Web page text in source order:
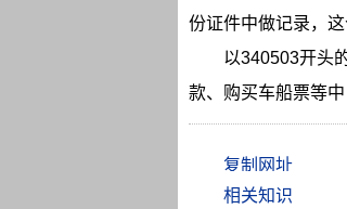
份证件中做记录，这
以340503开头
款、购买车船票等
相关知识